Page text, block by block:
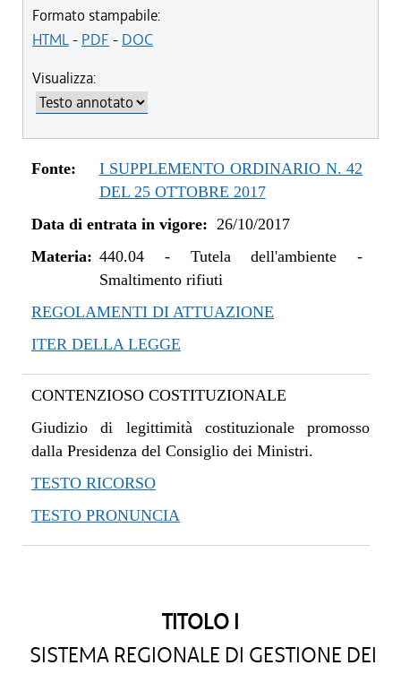
dal 09/08/2022 al 31/12/2022
dal 20/05/2021 al 08/08/2022
dal 01/01/2020 al 31/12/2020
dal 01/05/2019 al 31/12/2019
dal 29/03/2018 al 30/04/2019
dal 15/02/2018 al 28/03/2018
dal 05/01/2018 al 14/02/2018
Formato stampabile:
HTML- PDF - DOC
Visualizza:
Fonte:
I SUPPLEMENTO ORDINARIO N. 42
DEL 25 OTTOBRE 2017
Data di entrata in vigore: 26/10/2017
Materia: 440.04- Tutela dell'ambiente -
Smaltimento rifiuti
REGOLAMENTI DI ATTUAZIONE
ITER DELLA LEGGE
CONTENZIOSO COSTITUZIONALE
Giudizio di legittimità costituzionale promosso
dalla Presidenza del Consiglio dei Ministri.
TESTO RICORSO
TESTO PRONUNCIA
TITOLO I
SISTEMA REGIONALE DI GESTIONE DEI